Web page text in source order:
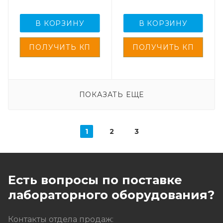
В КОРЗИНУ В КОРЗИНУ
ПОКАЗАТЬ ЕЩЕ
1 2 3
Есть вопросы по поставке
лабораторного оборудования?
Контакты отдела продаж: